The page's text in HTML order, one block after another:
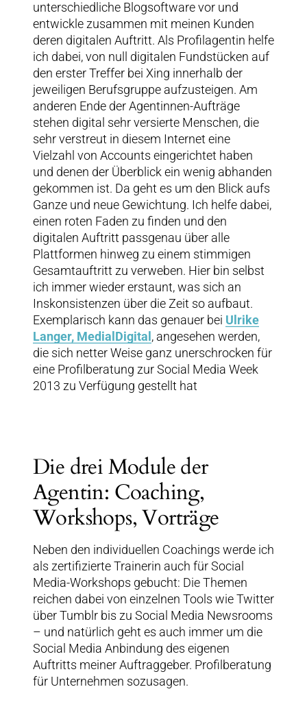
unterschiedliche Blogsoftware vor und
entwickle zusammen mit meinen Kunden
deren digitalen Auftritt. Als Profilagentin helfe
ich dabei, von null digitalen Fundstücken auf
den erster Treffer bei Xing innerhalb der
jeweiligen Berufsgruppe aufzusteigen. Am
anderen Ende der Agentinnen-Aufträge
stehen digital sehr versierte Menschen, die
sehr verstreut in diesem Internet eine
Vielzahl von Accounts eingerichtet haben
und denen der Überblick ein wenig abhanden
gekommen ist. Da geht es um den Blick aufs
Ganze und neue Gewichtung. Ich helfe dabei,
einen roten Faden zu finden und den
digitalen Auftritt passgenau über alle
Plattformen hinweg zu einem stimmigen
Gesamtauftritt zu verweben. Hier bin selbst
ich immer wieder erstaunt, was sich an
Inskonsistenzen über die Zeit so aufbaut.
Exemplarisch kann das genauer bei Ulrike
Langer, MedialDigital, angesehen werden,
die sich netter Weise ganz unerschrocken für
eine Profilberatung zur Social Media Week
2013 zu Verfügung gestellt hat
Die drei Module der
Agentin: Coaching,
Workshops, Vorträge
Neben den individuellen Coachings werde ich
als zertifizierte Trainerin auch für Social
Media-Workshops gebucht: Die Themen
reichen dabei von einzelnen Tools wie Twitter
über Tumblr bis zu Social Media Newsrooms
– und natürlich geht es auch immer um die
Social Media Anbindung des eigenen
Auftritts meiner Auftraggeber. Profilberatung
für Unternehmen sozusagen.